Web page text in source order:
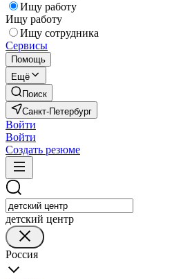
Ищу работу
Ищу работу
Ищу сотрудника
Сервисы
Помощь
Ещё
Поиск
Санкт-Петербург
Войти
Войти
Создать резюме
детский центр
Россия